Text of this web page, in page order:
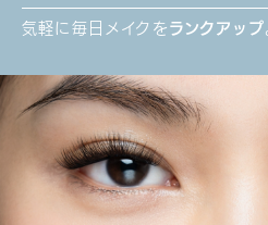
気軽に毎日メイクをランクアップ